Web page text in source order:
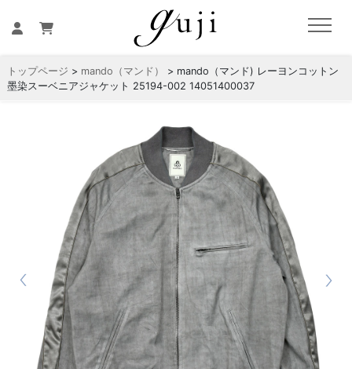
トップページ > mando（マンド）
> mando（マンド) レーヨンコットン
墨染スーベニアジャケット 25194-002 14051400037